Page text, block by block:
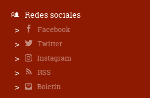
Redes sociales
Facebook
Twitter
Instagram
RSS
Boletín